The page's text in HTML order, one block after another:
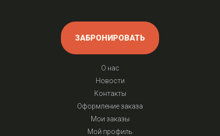
ЗАБРОНИРОВАТЬ
О нас
Новости
Контакты
Оформление заказа
Мои заказы
Мой профиль